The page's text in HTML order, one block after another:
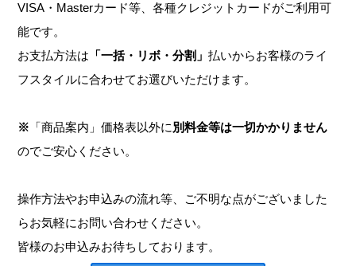
VISA・Masterカード等、各種クレジットカードがご利用可
能です。
お支払方法は 「一括・リボ・分割」払いからお客様のライ
フスタイルに合わせてお選びいただけます。
※ 「商品案内」価格表以外に別料金等は一切かかりません
のでご安心ください。
操作方法やお申込みの流れ等、ご不明な点がございました
らお気軽にお問い合わせください。
皆様のお申込みお待ちしております。